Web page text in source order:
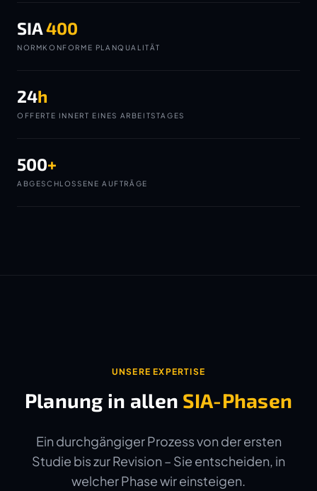
SIA400
NORMKONFORME PLANQUALITÄT
24h
OFFERTE INNERT EINES ARBEITSTAGES
500+
ABGESCHLOSSENE AUFTRÄGE
UNSERE EXPERTISE
Planung in allen SIA-Phasen
Ein durchgängiger Prozess von der ersten
Studie bis zur Revision – Sie entscheiden, in
welcher Phase wir einsteigen.